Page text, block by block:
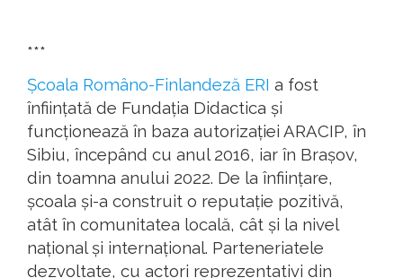
***
Școala Româno-Finlandeză ERI a fost
înființată de Fundația Didactica și
funcționează în baza autorizației ARACIP, în
Sibiu, începând cu anul 2016, iar în Brașov,
din toamna anului 2022. De la înființare,
școala și-a construit o reputație pozitivă,
atât în comunitatea locală, cât și la nivel
național și internațional. Parteneriatele
dezvoltate, cu actori reprezentativi din